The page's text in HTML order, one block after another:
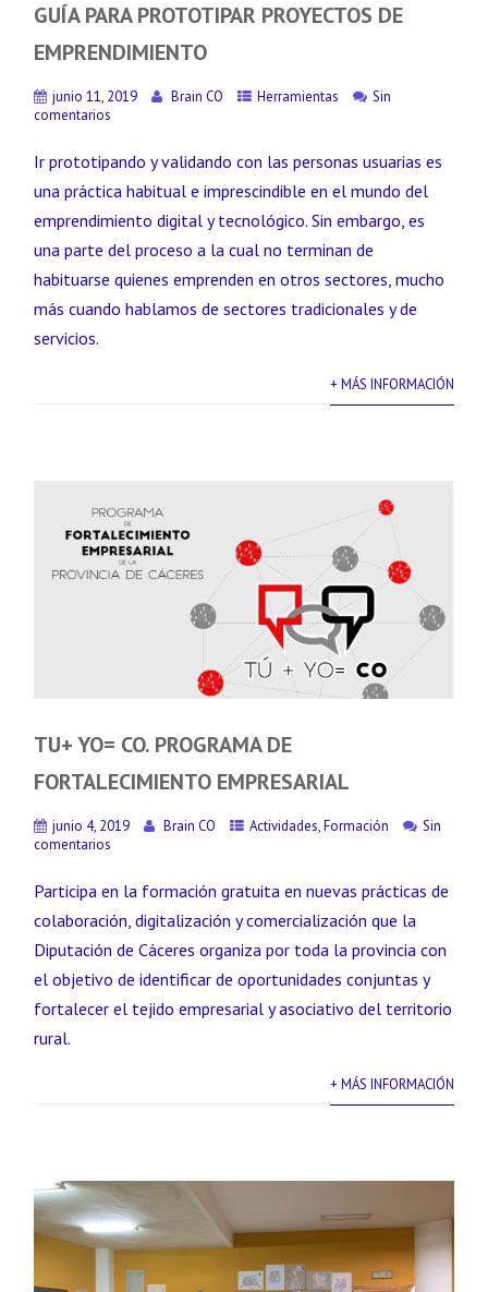
GUÍA PARA PROTOTIPAR PROYECTOS DE
EMPRENDIMIENTO
junio 11, 2019 Brain CO Herramientas
Sin
comentarios
Ir prototipando y validando con las personas usuarias es
una práctica habitual e imprescindible en el mundo del
emprendimiento digital y tecnológico. Sin embargo, es
una parte del proceso a la cual no terminan de
habituarse quienes emprenden en otros sectores, mucho
más cuando hablamos de sectores tradicionales y de
servicios.
+ MÁS INFORMACIÓN
TU+ YO= CO. PROGRAMA DE
FORTALECIMIENTO EMPRESARIAL
junio 4, 2019 Brain CO Actividades,Formación
Sin
comentarios
Participa en la formación gratuita en nuevas prácticas de
colaboración, digitalización y comercialización que la
Diputación de Cáceres organiza por toda la provincia con
el objetivo de identificar de oportunidades conjuntas y
fortalecer el tejido empresarial y asociativo del territorio
rural.
+ MÁS INFORMACIÓN